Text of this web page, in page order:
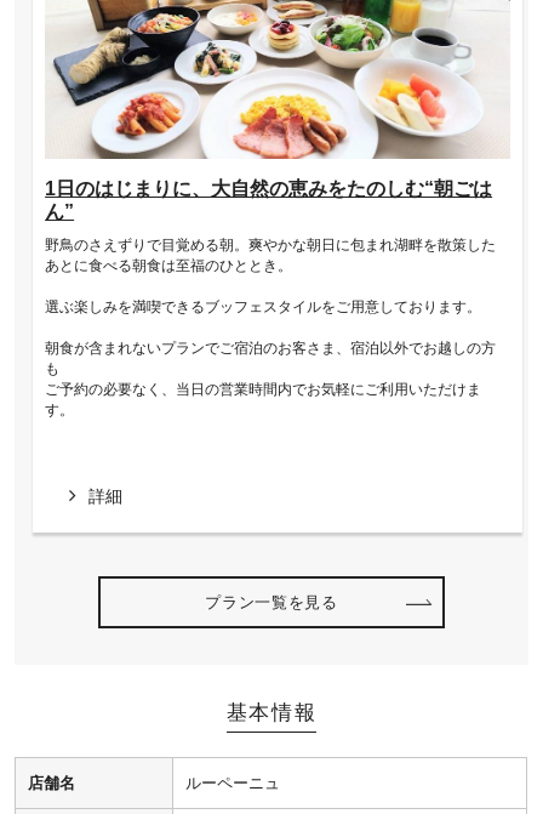
1日のはじまりに、大自然の恵みをたのしむ“朝ごは
ん”
野鳥のさえずりで目覚める朝。爽やかな朝日に包まれ湖畔を散策した
あとに食べる朝食は至福のひととき。
選ぶ楽しみを満喫できるブッフェスタイルをご用意しております。
朝食が含まれないプランでご宿泊のお客さま、宿泊以外でお越しの方
も
ご予約の必要なく、当日の営業時間内でお気軽にご利用いただけま
す。
詳細
プラン一覧を見る
基本情報
店舗名 ルーペーニュ